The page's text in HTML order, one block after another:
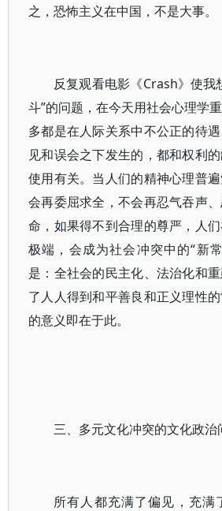
之，恐怖主义在中国，不是大事。
反复观看电影《Crash》使我
斗”的问题，在今天用社会心理学
多都是在人际关系中不公正的待
见和误会之下发生的，都和权利
使用有关。当人们的精神心理普
会再委屈求全，不会再忍气吞声
命，如果得不到合理的尊严，人
极端，会成为社会冲突中的“新
是：全社会的民主化、法治化和
了人人得到和平善良和正义理性
的意义即在于此。
三、多元文化冲突的文化政治
所有人都充满了偏见，充满